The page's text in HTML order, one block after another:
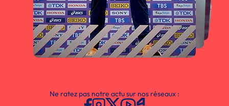
Ne ratez pas notre actu sur nos réseaux :